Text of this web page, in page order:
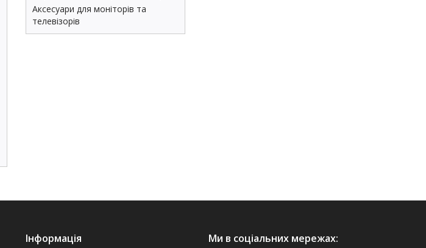
Аксесуари для моніторів та
телевізорів
Інформація Ми в соціальних мережах: